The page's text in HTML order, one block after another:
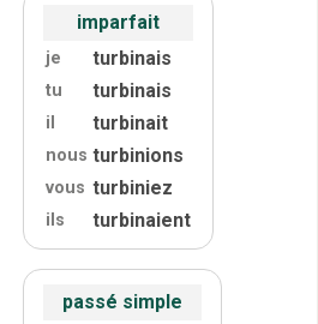
imparfait
je turbinais
tu turbinais
il turbinait
nous turbinions
vous turbiniez
ils turbinaient
passé simple